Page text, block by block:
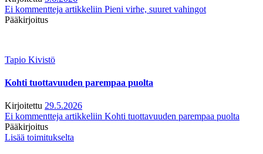
Ei kommentteja artikkeliin Pieni virhe, suuret vahingot
Pääkirjoitus
Tapio Kivistö
Kohti tuottavuuden parempaa puolta
Kirjoitettu 29.5.2026
Ei kommentteja artikkeliin Kohti tuottavuuden parempaa puolta
Pääkirjoitus
Lisää toimitukselta